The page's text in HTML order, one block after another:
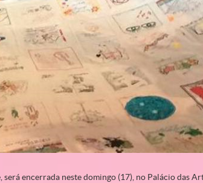
encerrada neste domingo (17), no Palácio das